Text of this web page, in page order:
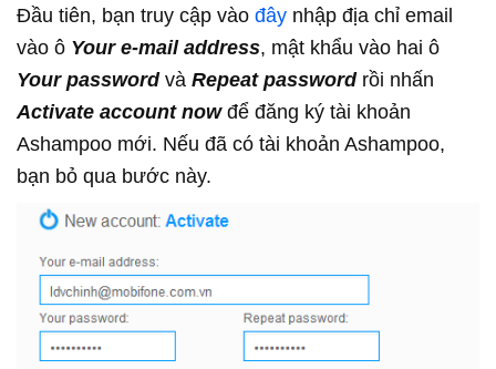
Đầu tiên, bạn truy cập vào đây nhập địa chỉ email
vào ô Your e-mail address, mật khẩu vào hai ô
Your passwordvà Repeat passwordrồi nhấn
Activate account nowđể đăng ký tài khoản
Ashampoo mới. Nếu đã có tài khoản Ashampoo,
bạn bỏ qua bước này.